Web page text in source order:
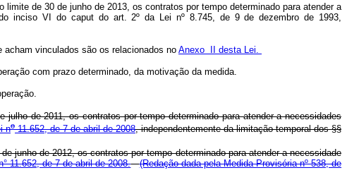
de 30 de junho de 2013, os contratos por tempo determinado para atender a
inciso VI do caput do art. 2º da Lei nº 8.745, de 9 de dezembro de 1993,
vinculados são os relacionados no Anexo II desta Lei.
com prazo determinado, da motivação da medida.
de 2011, os contratos por tempo determinado para atender a necessidades
no11.652, de 7 de abril de 2008, independentemente da limitação temporal dos §§
junho de 2012, os contratos por tempo determinado para atender a necessidade
11.652, de 7 de abril de 2008.
(Redação dada pela Medida Provisória nº 538, de